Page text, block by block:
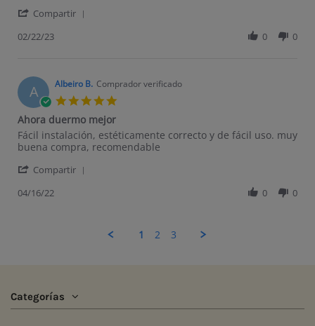
Compartir
02/22/23 0 0
A Albeiro B. Comprador verificado
Ahora duermo mejor
Review by Albeiro B. on 16 Apr 2022
review stating Ahora duermo mejor
Fácil instalación, estéticamente correcto y de fácil uso. muy
buena compra, recomendable
Compartir
04/16/22 0 0
1 2 3
Categorías